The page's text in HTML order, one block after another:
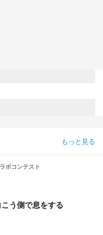
もっと見る
ボコンテスト
う側で息をする